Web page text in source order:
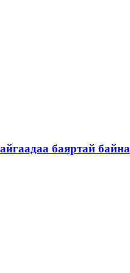
баяртай байна